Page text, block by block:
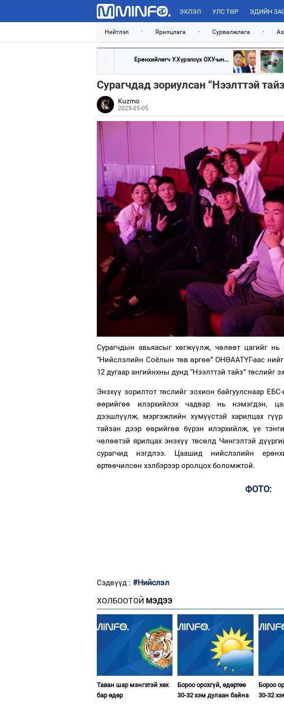
ЭХЛЭЛ УЛС ТӨР ЭДИЙН
Нийтлэл • Ярилцлага • Сурвалжлага •
Ерөнхийлөгч У.Хүрэлсүх ОХУ-ын...
Сурагчдад зориулсан “Нээлттэй
Kuzmo
2025-05-05
Сурагчдын авьяасыг хөгжүүлж, чөлөөт цагийг
“Нийслэлийн Соёлын төв өргөө” ОНӨААТҮГ-аас
12 дугаар ангийнхны дунд “Нээлттэй тайз” төслийг
Энэхүү зорилтот төслийг зохион байгуулснаар
өөрийгөө илэрхийлэх чадвар нь нэмэгдэн,
дээшлүүлж, мэргэжлийн хүмүүстэй харилцах
тайзан дээр өөрийгөө бүрэн илэрхийлж, үе
чөлөөтэй ярилцах энэхүү төсөлд Чингэлтэй
сурагчид нэгдлээ. Цаашид нийслэлийн
өртөөчилсөн хэлбэрээр оролцох боломжтой.
ФОТО:
Сэдвүүд : #Нийслэл
ХОЛБООТОЙ МЭДЭЭ
Таван шар мэнгэтэй хөх
бар өдөр
Бороо орохгүй, өдөртөө
30-32 хэм дулаан байна
Бороо
30-32